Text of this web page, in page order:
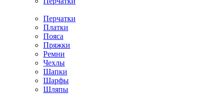
Перчатки
Платки
Пояса
Пряжки
Ремни
Чехлы
Шапки
Шарфы
Шляпы